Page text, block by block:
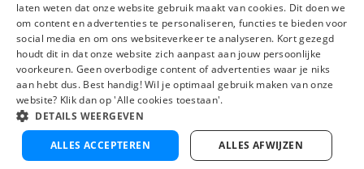
Vacatures
Over ons
Werken bij Luba
Voor werkgevers
Mijn Luba
Contact
laten weten dat onze website gebruik maakt van cookies. Dit doen we
om content en advertenties te personaliseren, functies te bieden voor
social media en om ons websiteverkeer te analyseren. Kort gezegd
houdt dit in dat onze website zich aanpast aan jouw persoonlijke
voorkeuren. Geen overbodige content of advertenties waar je niks
aan hebt dus. Best handig! Wil je optimaal gebruik maken van onze
website? Klik dan op 'Alle cookies toestaan'.
DETAILS WEERGEVEN
ALLES ACCEPTEREN ALLES AFWIJZEN